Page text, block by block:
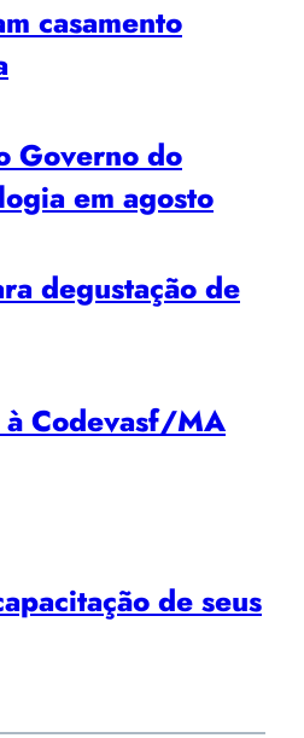
casamento
Governo do
em agosto
degustação de
à Codevasf/MA
de seus